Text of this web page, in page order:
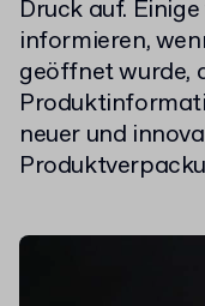
Druck auf.
informieren,
geöffnet wurde,
neuer und